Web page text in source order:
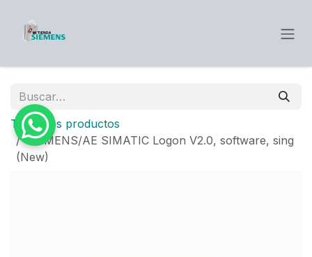
Todos los productos
SIEMENS/AE SIMATIC Logon V2.0, software, sing
(New)